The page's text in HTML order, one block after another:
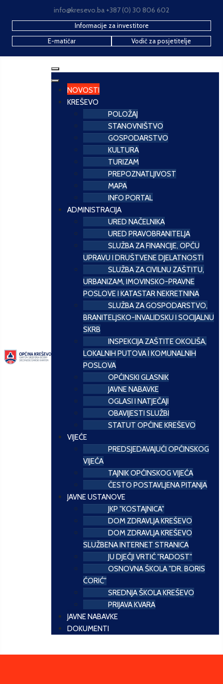
info@kresevo.ba +387 (0) 30 806 602
Informacije za investitore
E-matičar
Vodič za posjetitelje
NOVOSTI
KREŠEVO
POLOŽAJ
STANOVNIŠTVO
GOSPODARSTVO
KULTURA
TURIZAM
PREPOZNATLJIVOST
MAPA
INFO PORTAL
ADMINISTRACIJA
URED NAČELNIKA
URED PRAVOBRANITELJA
SLUŽBA ZA FINANCIJE, OPĆU
UPRAVU I DRUŠTVENE DJELATNOSTI
SLUŽBA ZA CIVILNU ZAŠTITU,
URBANIZAM, IMOVINSKO-PRAVNE
POSLOVE I KATASTAR NEKRETNINA
SLUŽBA ZA GOSPODARSTVO,
BRANITELJSKO-INVALIDSKU I SOCIJALNU
SKRB
INSPEKCIJA ZAŠTITE OKOLIŠA,
LOKALNIH PUTOVA I KOMUNALNIH
POSLOVA
OPĆINSKI GLASNIK
JAVNE NABAVKE
OGLASI I NATJEČAJI
OBAVIJESTI SLUŽBI
STATUT OPĆINE KREŠEVO
VIJEĆE
PREDSJEDAVAJUĆI OPĆINSKOG
VIJEĆA
TAJNIK OPĆINSKOG VIJEĆA
ČESTO POSTAVLJENA PITANJA
JAVNE USTANOVE
JKP "KOSTAJNICA"
DOM ZDRAVLJA KREŠEVO
DOM ZDRAVLJA KREŠEVO
SLUŽBENA INTERNET STRANICA
JU DJEČJI VRTIĆ "RADOST"
OSNOVNA ŠKOLA "DR. BORIS
ĆORIĆ"
SREDNJA ŠKOLA KREŠEVO
PRIJAVA KVARA
JAVNE NABAVKE
DOKUMENTI